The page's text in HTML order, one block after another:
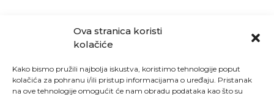
Ova stranica koristi
kolačiće
Kako bismo pružili najbolja iskustva, koristimo tehnologije poput
kolačića za pohranu i/ili pristup informacijama o uređaju. Pristanak
na ove tehnologije omogućit će nam obradu podataka kao što su